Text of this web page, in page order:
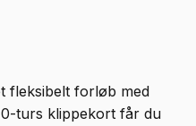
fleksibelt forløb med
turs klippekort får du